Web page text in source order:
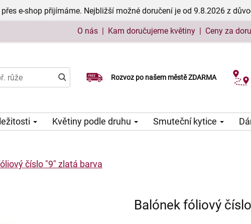
e-shop přijímáme. Nejbližší možné doručení je od 9.8.2026 z
O nás | Kam doručujeme květiny | Ceny za
Rozvoz po našem městě ZDARMA
Možný výběr času a dne doručení
Květiny podle druhu Smuteční kytice
číslo "9" zlatá barva
Balónek fóliový